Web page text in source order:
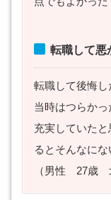
転職して悪
転職して後悔
当時はつらか
充実していた
るとそんなにな
（男性 27歳